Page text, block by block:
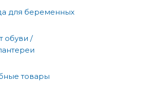
для беременных
обуви /
товары